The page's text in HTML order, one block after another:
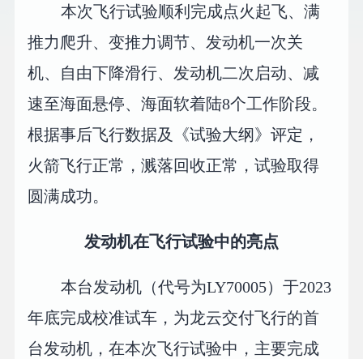
本次飞行试验顺利完成点火起飞、满
推力爬升、变推力调节、发动机一次关
机、自由下降滑行、发动机二次启动、减
速至海面悬停、海面软着陆8个工作阶段。
根据事后飞行数据及《试验大纲》评定，
火箭飞行正常，溅落回收正常，试验取得
圆满成功。
发动机在飞行试验中的亮点
本台发动机（代号为LY70005）于2023
年底完成校准试车，为龙云交付飞行的首
台发动机，在本次飞行试验中，主要完成